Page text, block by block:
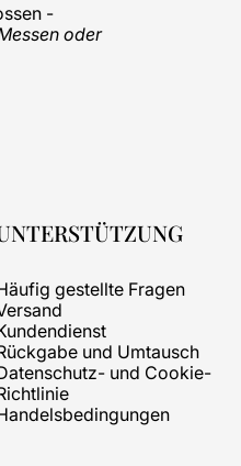
-
oder
gestellte Fragen
und Umtausch
und Cookie-